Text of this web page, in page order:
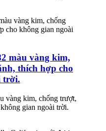
màu vàng kim,
thích hợp cho
trời.
vàng kim, chống trượt,
gian ngoài trời.